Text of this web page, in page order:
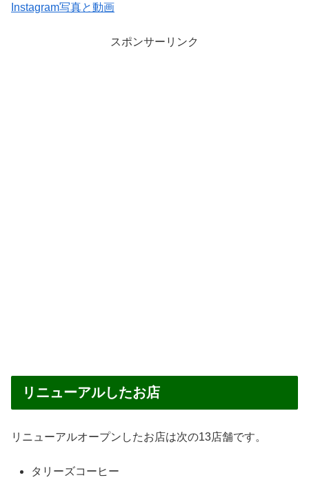
Instagram写真と動画
スポンサーリンク
リニューアルしたお店
リニューアルオープンしたお店は次の13店舗です。
タリーズコーヒー